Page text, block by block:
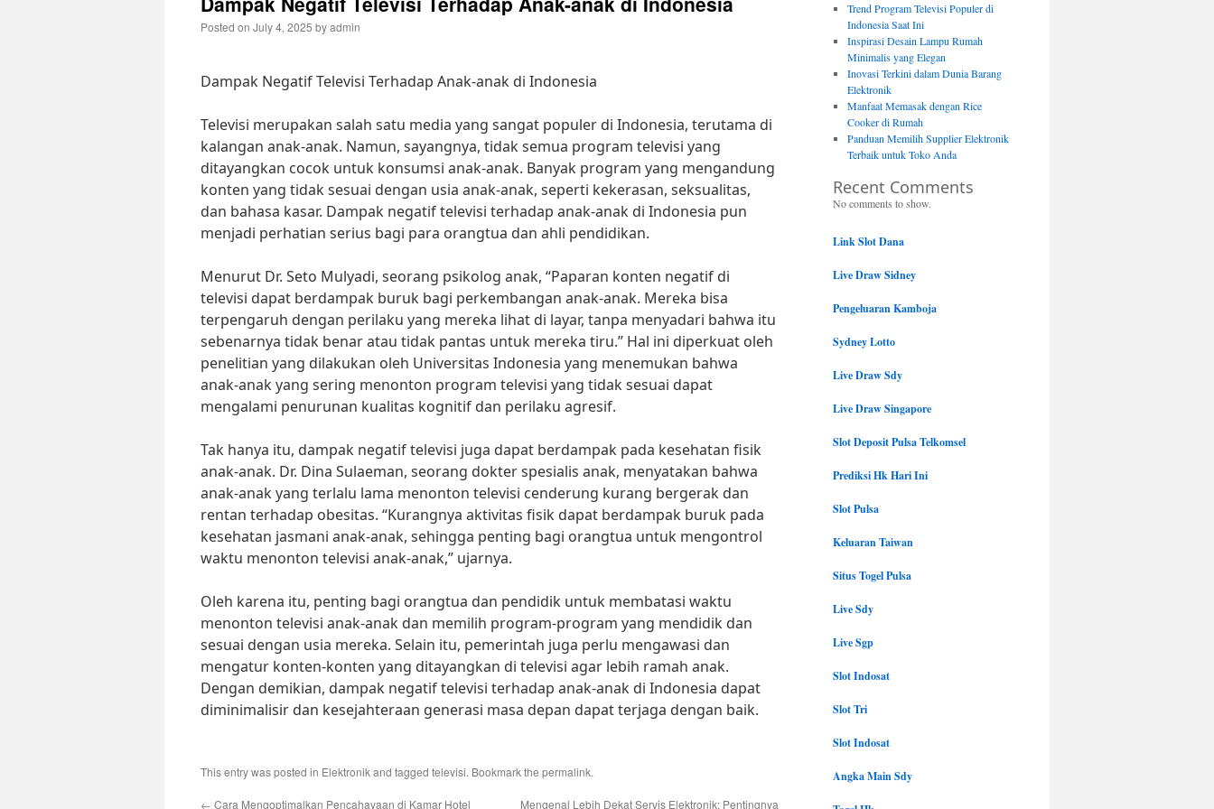
Posted on July 4, 2025 byadmin
Dampak Negatif Televisi Terhadap Anak-anak di Indonesia
Televisi merupakan salah satu media yang sangat populer di Indonesia, terutama di
kalangan anak-anak. Namun, sayangnya, tidak semua program televisi yang
ditayangkan cocok untuk konsumsi anak-anak. Banyak program yang mengandung
konten yang tidak sesuai dengan usia anak-anak, seperti kekerasan, seksualitas,
dan bahasa kasar. Dampak negatif televisi terhadap anak-anak di Indonesia pun
menjadi perhatian serius bagi para orangtua dan ahli pendidikan.
Menurut Dr. Seto Mulyadi, seorang psikolog anak, “Paparan konten negatif di
televisi dapat berdampak buruk bagi perkembangan anak-anak. Mereka bisa
terpengaruh dengan perilaku yang mereka lihat di layar, tanpa menyadari bahwa itu
sebenarnya tidak benar atau tidak pantas untuk mereka tiru.” Hal ini diperkuat oleh
penelitian yang dilakukan oleh Universitas Indonesia yang menemukan bahwa
anak-anak yang sering menonton program televisi yang tidak sesuai dapat
mengalami penurunan kualitas kognitif dan perilaku agresif.
Tak hanya itu, dampak negatif televisi juga dapat berdampak pada kesehatan fisik
anak-anak. Dr. Dina Sulaeman, seorang dokter spesialis anak, menyatakan bahwa
anak-anak yang terlalu lama menonton televisi cenderung kurang bergerak dan
rentan terhadap obesitas. “Kurangnya aktivitas fisik dapat berdampak buruk pada
kesehatan jasmani anak-anak, sehingga penting bagi orangtua untuk mengontrol
waktu menonton televisi anak-anak,” ujarnya.
Oleh karena itu, penting bagi orangtua dan pendidik untuk membatasi waktu
menonton televisi anak-anak dan memilih program-program yang mendidik dan
sesuai dengan usia mereka. Selain itu, pemerintah juga perlu mengawasi dan
mengatur konten-konten yang ditayangkan di televisi agar lebih ramah anak.
Dengan demikian, dampak negatif televisi terhadap anak-anak di Indonesia dapat
diminimalisir dan kesejahteraan generasi masa depan dapat terjaga dengan baik.
This entry was posted in Elektronikand tagged televisi. Bookmark the permalink.
← Cara Mengoptimalkan Pencahayaan di Kamar Hotel
Mengenal Lebih Dekat Servis Elektronik: Pentingnya
Trend Program Televisi Populer di
Indonesia Saat Ini
Inspirasi Desain Lampu Rumah
Minimalis yang Elegan
Inovasi Terkini dalam Dunia Barang
Elektronik
Manfaat Memasak dengan Rice
Cooker di Rumah
Panduan Memilih Supplier Elektronik
Terbaik untuk Toko Anda
Recent Comments
No comments to show.
Link Slot Dana
Live Draw Sidney
Pengeluaran Kamboja
Sydney Lotto
Live Draw Sdy
Live Draw Singapore
Slot Deposit Pulsa Telkomsel
Prediksi Hk Hari Ini
Slot Pulsa
Keluaran Taiwan
Situs Togel Pulsa
Live Sdy
Live Sgp
Slot Indosat
Slot Tri
Slot Indosat
Angka Main Sdy